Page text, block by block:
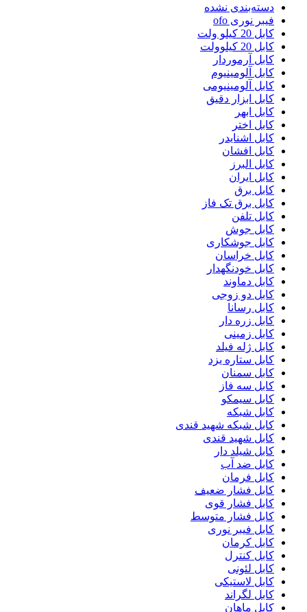
دسته‌بندی نشده
فیبر نوری ofo
کابل 20 کیلو ولت
کابل 20 کیلوولت
کابل آرموردار
کابل آلومینیوم
کابل آلومینیومی
کابل ابزار دقیق
کابل ابهر
کابل اختر
کابل اشنایدر
کابل افشان
کابل البرز
کابل ایران
کابل برق
کابل برق تک فاز
کابل تلفن
کابل جوش
کابل جوشکاری
کابل خراسان
کابل خودنگهدار
کابل دماوند
کابل دو زوجی
کابل رسانا
کابل زره دار
کابل زمینی
کابل ژله فیلد
کابل ستاره یزد
کابل سمنان
کابل سه فاز
کابل سیمکو
کابل شبکه
کابل شبکه شهید قندی
کابل شهید قندی
کابل شیلد دار
کابل ضد آب
کابل فرمان
کابل فشار ضعیف
کابل فشار قوی
کابل فشار متوسط
کابل فیبر نوری
کابل کرمان
کابل کنترل
کابل لئونی
کابل لاستیکی
کابل لگراند
کابل ماهان